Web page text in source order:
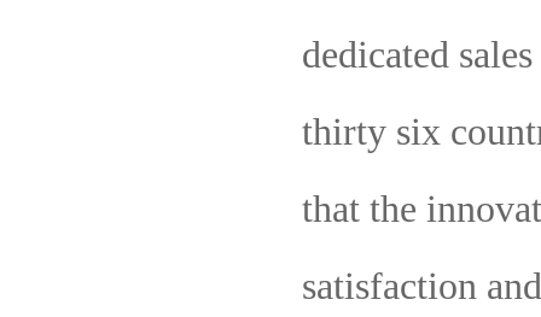
dedicated
thirty six
that the
satisfaction